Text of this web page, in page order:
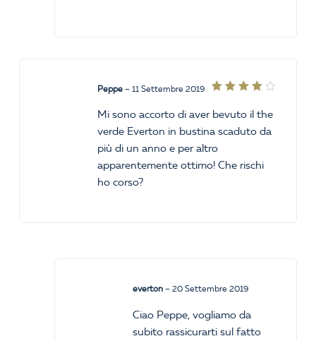
4 su
5
Peppe – 11 Settembre 2019
Mi sono accorto di aver bevuto il the
verde Everton in bustina scaduto da
più di un anno e per altro
apparentemente ottimo! Che rischi
ho corso?
everton – 20 Settembre 2019
Ciao Peppe, vogliamo da
subito rassicurarti sul fatto